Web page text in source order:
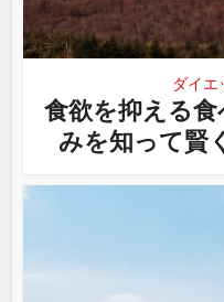
ダイエ
食欲を抑える食
みを知って賢